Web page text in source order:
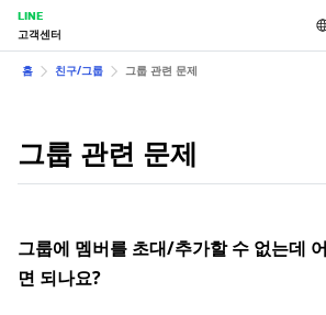
LINE
고객센터
홈 친구/그룹 그룹 관련 문제
그룹 관련 문제
그룹에 멤버를 초대/추가할 수 없는데
면 되나요?